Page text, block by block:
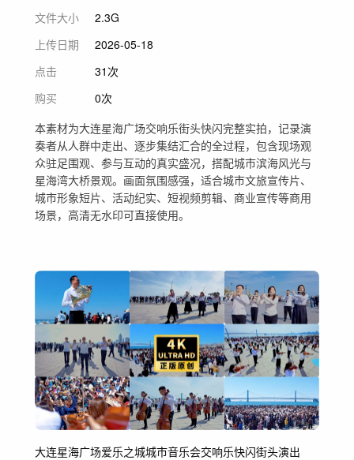
文件大小
2.3G
上传日期
2026-05-18
点击
31次
购买
0次
本素材为大连星海广场交响乐街头快闪完整实拍，记录演
奏者从人群中走出、逐步集结汇合的全过程，包含现场观
众驻足围观、参与互动的真实盛况，搭配城市滨海风光与
星海湾大桥景观。画面氛围感强，适合城市文旅宣传片、
城市形象短片、活动纪实、短视频剪辑、商业宣传等商用
场景，高清无水印可直接使用。
大连星海广场爱乐之城城市音乐会交响乐快闪街头演出